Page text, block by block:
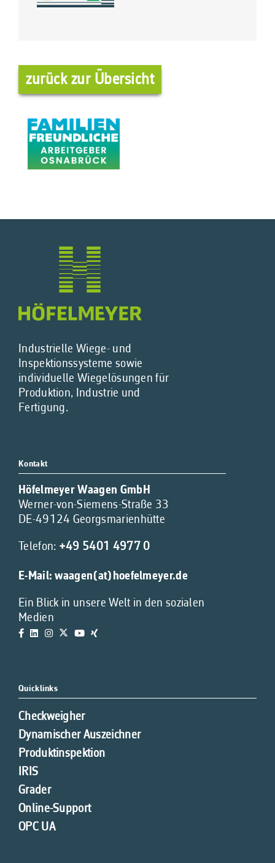
zurück zur Übersicht
Industrielle Wiege- und
Inspektionssysteme sowie
individuelle Wiegelösungen für
Produktion, Industrie und
Fertigung.
Kontakt
Höfelmeyer Waagen GmbH
Werner-von-Siemens-Straße 33
DE-49124 Georgsmarienhütte
Telefon: +49 5401 4977 0
E-Mail:waagen(at)hoefelmeyer.de
Ein Blick in unsere Welt in den sozialen
Medien
Quicklinks
Checkweigher
Dynamischer Auszeichner
Produktinspektion
IRIS
Grader
Online-Support
OPC UA